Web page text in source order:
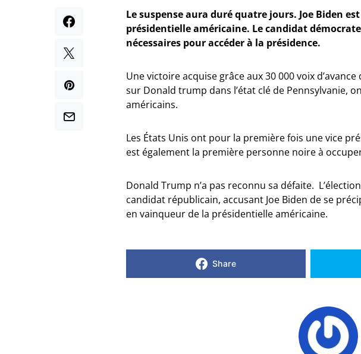
Le suspense aura duré quatre jours. Joe Biden
présidentielle américaine. Le candidat démocrate
nécessaires pour accéder à la présidence.
Une victoire acquise grâce aux 30 000 voix
sur Donald trump dans l’état clé de Pennsylvanie,
américains.
Les États Unis ont pour la première fois une vice
est également la première personne noire à
Donald Trump n’a pas reconnu sa défaite.
candidat républicain, accusant Joe Biden de se
en vainqueur de la présidentielle américaine.
Share